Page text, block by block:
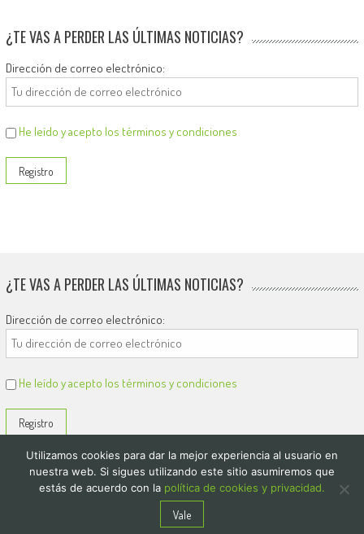
¿TE VAS A PERDER LAS ÚLTIMAS NOTICIAS?
Dirección de correo electrónico:
He leído y acepto los términos y condiciones
¿TE VAS A PERDER LAS ÚLTIMAS NOTICIAS?
Dirección de correo electrónico:
He leído y acepto los términos y condiciones
El Diario de Colón
Politica de privacidad y cookies
Utilizamos cookies para dar la mejor experiencia al usuario en
nuestra web. Si sigues utilizando este sitio asumiremos que
estás de acuerdo con la política de cookies y privacidad.
Vale